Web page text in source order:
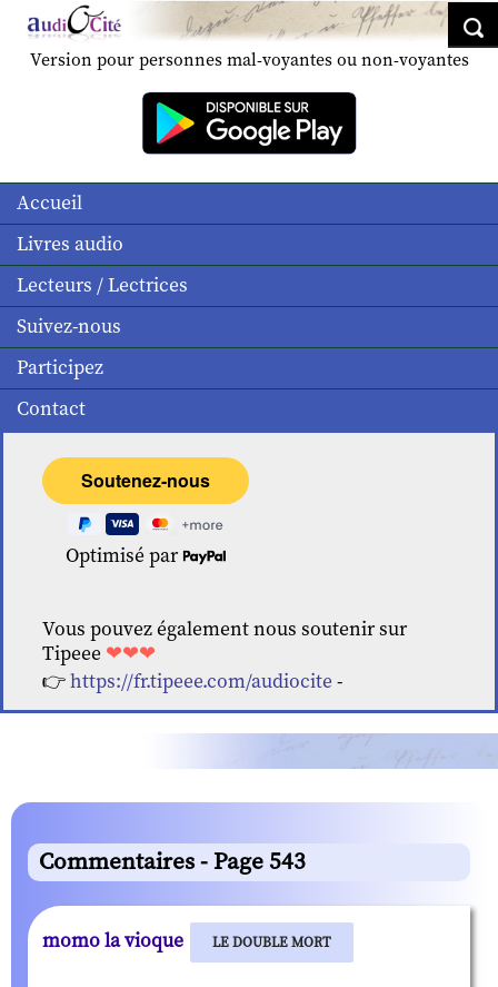
Version pour personnes mal-voyantes ou non-voyantes
Accueil
Livres audio
Lecteurs / Lectrices
Suivez-nous
Participez
Contact
Optimisé par
Vous pouvez également nous soutenir sur
Tipeee ❤❤❤
👉https://fr.tipeee.com/audiocite -
Commentaires - Page 543
momo la vioque LE DOUBLE MORT